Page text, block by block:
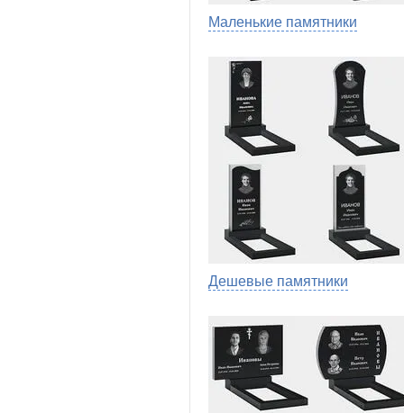
Маленькие памятники
Дешевые памятники